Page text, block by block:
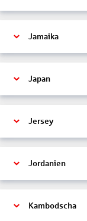
Jamaika
Japan
Jersey
Jordanien
Kambodscha